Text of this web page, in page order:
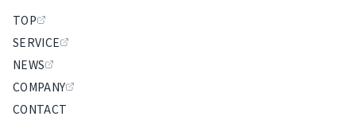
TOP
SERVICE
NEWS
COMPANY
CONTACT